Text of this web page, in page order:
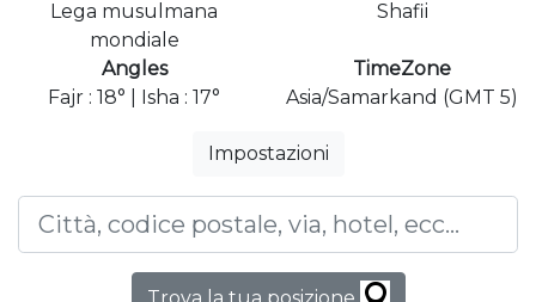
Lega musulmana
mondiale
Shafii
Angles
Fajr : 18° | Isha : 17°
TimeZone
Asia/Samarkand (GMT 5)
Impostazioni